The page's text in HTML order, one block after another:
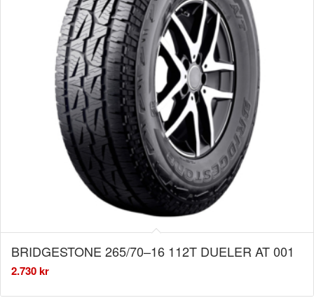
BRIDGESTONE 265/70–16 112T DUELER AT 001
2.730kr